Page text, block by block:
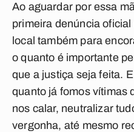
Ao aguardar por essa
primeira denúncia
local também para
o quanto é importante
que a justiça seja feita.
quanto já fomos vítimas
nos calar, neutralizar
vergonha, até mesmo